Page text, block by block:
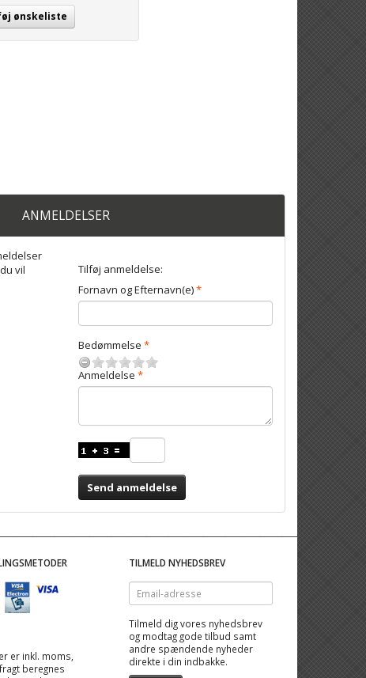
ønskeliste
ANMELDELSER
vil
Tilføj anmeldelse:
Fornavn og Efternavn(e)
Bedømmelse
Anmeldelse
Send anmeldelse
er inkl. moms,
beregnes
TILMELD NYHEDSBREV
Email-
adresse
Tilmeld dig vores nyhedsbrev
og modtag gode tilbud samt
andre spændende nyheder
direkte i din indbakke.